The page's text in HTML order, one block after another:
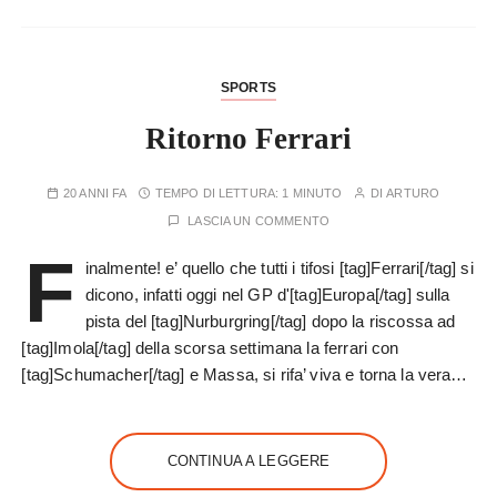
SPORTS
Ritorno Ferrari
20 ANNI FA TEMPO DI LETTURA: 1 MINUTO DIARTURO
LASCIA UN COMMENTO
F
inalmente! e’ quello che tutti i tifosi [tag]Ferrari[/tag] si
dicono, infatti oggi nel GP d'[tag]Europa[/tag] sulla
pista del [tag]Nurburgring[/tag] dopo la riscossa ad
[tag]Imola[/tag] della scorsa settimana la ferrari con
[tag]Schumacher[/tag] e Massa, si rifa’ viva e torna la vera…
CONTINUA A LEGGERE